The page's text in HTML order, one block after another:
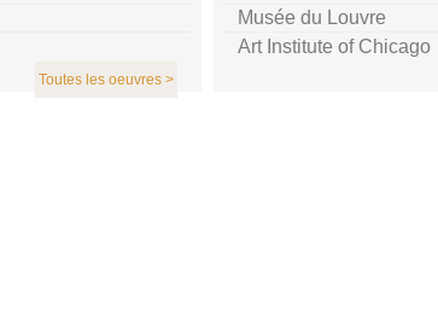
Musée du Louvre
Art Institute of Chicago
Toutes les oeuvres >